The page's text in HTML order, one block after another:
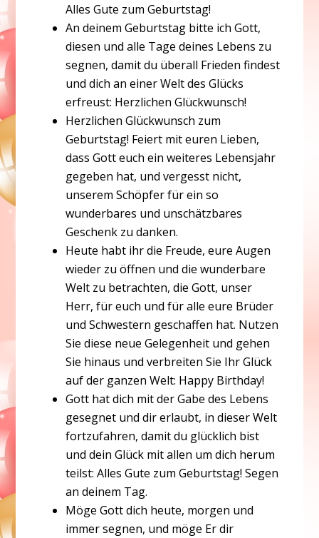
Alles Gute zum Geburtstag!
An deinem Geburtstag bitte ich Gott,
diesen und alle Tage deines Lebens zu
segnen, damit du überall Frieden findest
und dich an einer Welt des Glücks
erfreust: Herzlichen Glückwunsch!
Herzlichen Glückwunsch zum
Geburtstag! Feiert mit euren Lieben,
dass Gott euch ein weiteres Lebensjahr
gegeben hat, und vergesst nicht,
unserem Schöpfer für ein so
wunderbares und unschätzbares
Geschenk zu danken.
Heute habt ihr die Freude, eure Augen
wieder zu öffnen und die wunderbare
Welt zu betrachten, die Gott, unser
Herr, für euch und für alle eure Brüder
und Schwestern geschaffen hat. Nutzen
Sie diese neue Gelegenheit und gehen
Sie hinaus und verbreiten Sie Ihr Glück
auf der ganzen Welt: Happy Birthday!
Gott hat dich mit der Gabe des Lebens
gesegnet und dir erlaubt, in dieser Welt
fortzufahren, damit du glücklich bist
und dein Glück mit allen um dich herum
teilst: Alles Gute zum Geburtstag! Segen
an deinem Tag.
Möge Gott dich heute, morgen und
immer segnen, und möge Er dir